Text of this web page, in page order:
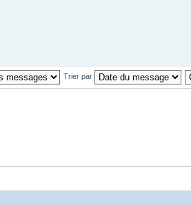
Trier par